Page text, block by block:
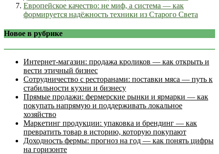
Европейское качество: не миф, а система — как
формируется надёжность техники из Старого Света
Новое в рубрике
Интернет‑магазин: продажа кроликов — как открыть и
вести этичный бизнес
Сотрудничество с ресторанами: поставки мяса — путь к
стабильности кухни и бизнесу
Прямые продажи: фермерские рынки и ярмарки — как
покупать напрямую и поддерживать локальное
хозяйство
Маркетинг продукции: упаковка и брендинг — как
превратить товар в историю, которую покупают
Доходность фермы: прогноз на год — как понять цифры
на горизонте